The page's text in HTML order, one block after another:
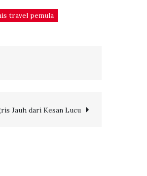
travel pemula
Jauh dari Kesan Lucu